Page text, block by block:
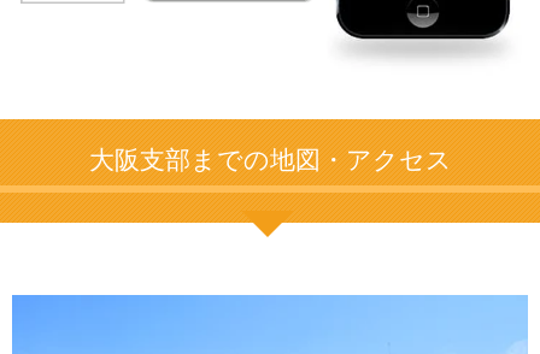
大阪支部までの地図・アクセス